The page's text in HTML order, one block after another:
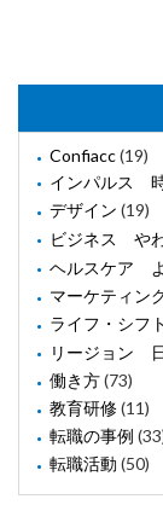
Confiacc(19)
インパルス
デザイン (19)
ビジネス や
ヘルスケア
マーケティン
ライフ・シフト
リージョン
働き方(73)
教育研修(11)
転職の事例
転職活動 (50)